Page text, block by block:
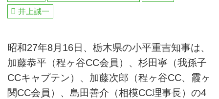
井上誠一
昭和27年8月16日、栃木県の小平重吉知事は、
加藤恭平（程ヶ谷CC会員）、杉田寧（我孫子
CCキャプテン）、加藤次郎（程ヶ谷CC、霞ヶ
関CC会員）、島田善介（相模CC理事長）の4